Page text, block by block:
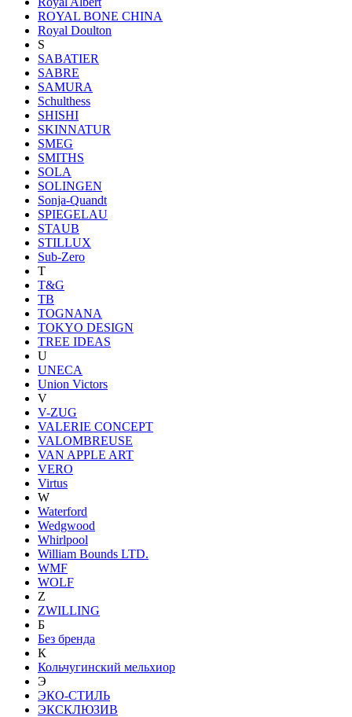
ROYAL BONE CHINA
Royal Doulton
S
SABATIER
SABRE
SAMURA
Schulthess
SHISHI
SKINNATUR
SMEG
SMITHS
SOLA
SOLINGEN
Sonja-Quandt
SPIEGELAU
STAUB
STILLUX
Sub-Zero
T
T&G
TB
TOGNANA
TOKYO DESIGN
TREE IDEAS
U
UNECA
Union Victors
V
V-ZUG
VALERIE CONCEPT
VALOMBREUSE
VAN APPLE ART
VERO
Virtus
W
Waterford
Wedgwood
Whirlpool
William Bounds LTD.
WMF
WOLF
Z
ZWILLING
Б
Без бренда
К
Кольчугинский мельхиор
Э
ЭКО-СТИЛЬ
ЭКСКЛЮЗИВ